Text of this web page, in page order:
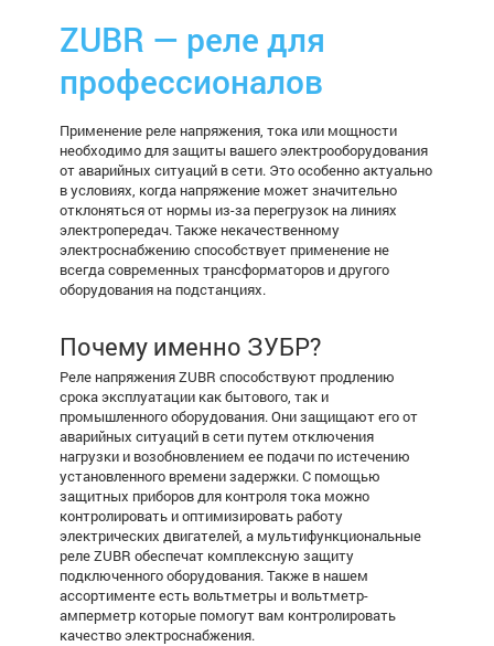
ZUBR — реле для
профессионалов
Применение реле напряжения, тока или мощности
необходимо для защиты вашего электрооборудования
от аварийных ситуаций в сети. Это особенно актуально
в условиях, когда напряжение может значительно
отклоняться от нормы из-за перегрузок на линиях
электропередач. Также некачественному
электроснабжению способствует применение не
всегда современных трансформаторов и другого
оборудования на подстанциях.
Почему именно ЗУБР?
Реле напряжения ZUBR способствуют продлению
срока эксплуатации как бытового, так и
промышленного оборудования. Они защищают его от
аварийных ситуаций в сети путем отключения
нагрузки и возобновлением ее подачи по истечению
установленного времени задержки. С помощью
защитных приборов для контроля тока можно
контролировать и оптимизировать работу
электрических двигателей, а мультифункциональные
реле ZUBR обеспечат комплексную защиту
подключенного оборудования. Также в нашем
ассортименте есть вольтметры и вольтметр-
амперметр которые помогут вам контролировать
качество электроснабжения.